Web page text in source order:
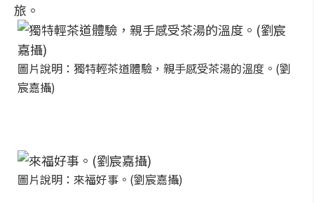
旅。
圖片說明：獨特輕茶道體驗，親手感受茶湯的溫度。(劉
宸嘉攝)
圖片說明：來福好事。(劉宸嘉攝)